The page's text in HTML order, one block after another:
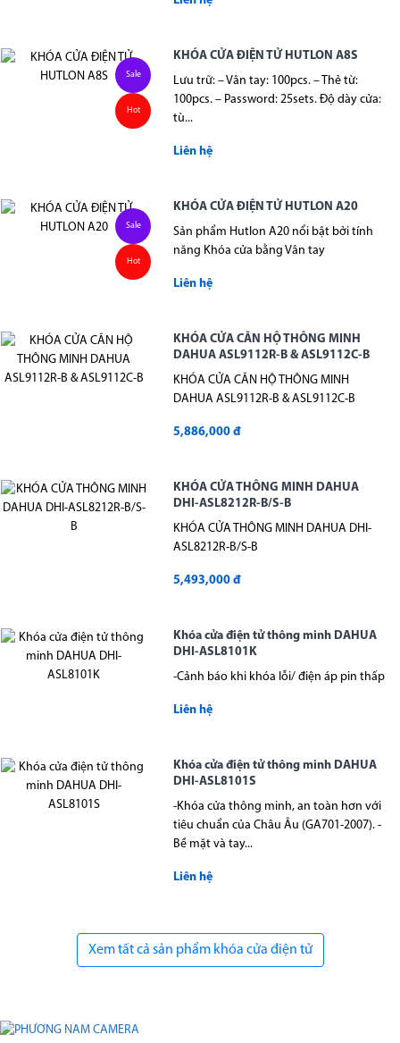
Sale
Hot
KHÓA CỬA ĐIỆN TỬ HUTLON A8S
Lưu trữ: – Vân tay: 100pcs. – Thẻ từ:
100pcs. – Password: 25sets. Độ dày cửa:
tù...
Liên hệ
Sale
Hot
KHÓA CỬA ĐIỆN TỬ HUTLON A20
Sản phẩm Hutlon A20 nổi bật bởi tính
năng Khóa cửa bằng Vân tay
Liên hệ
KHÓA CỬA CĂN HỘ THÔNG MINH
DAHUA ASL9112R-B & ASL9112C-B
KHÓA CỬA CĂN HỘ THÔNG MINH
DAHUA ASL9112R-B & ASL9112C-B
5,886,000 đ
KHÓA CỬA THÔNG MINH DAHUA
DHI-ASL8212R-B/S-B
KHÓA CỬA THÔNG MINH DAHUA DHI-
ASL8212R-B/S-B
5,493,000 đ
Khóa cửa điện tử thông minh DAHUA
DHI-ASL8101K
-Cảnh báo khi khóa lỗi/ điện áp pin thấp
Liên hệ
Khóa cửa điện tử thông minh DAHUA
DHI-ASL8101S
-Khóa cửa thông minh, an toàn hơn với
tiêu chuẩn của Châu Âu (GA701-2007). -
Bề mặt và tay...
Liên hệ
Xem tất cả sản phẩm khóa cửa điện tử